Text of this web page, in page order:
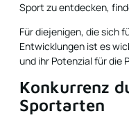
Sport zu entdecken,
Für diejenigen, die sich
Entwicklungen ist es
und ihr Potenzial für die
Konkurrenz
Sportarten